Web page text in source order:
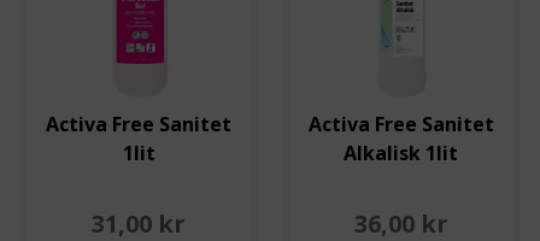
Activa Free Sanitet
1lit
31,00 kr
Activa Free Sanitet
Alkalisk 1lit
36,00 kr